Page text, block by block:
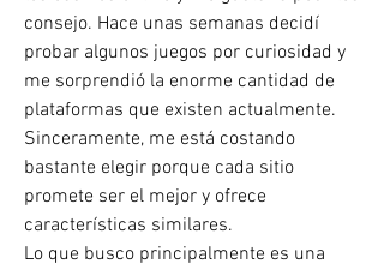
consejo. Hace unas semanas decidí
probar algunos juegos por curiosidad y
me sorprendió la enorme cantidad de
plataformas que existen actualmente.
Sinceramente, me está costando
bastante elegir porque cada sitio
promete ser el mejor y ofrece
características similares.
Lo que busco principalmente es una